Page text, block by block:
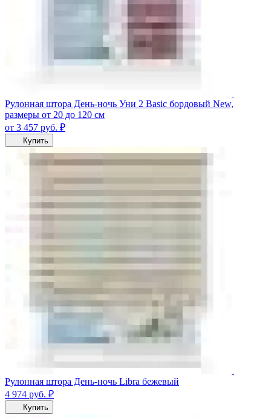
Рулонная штора День-ночь Уни 2 Basic бордовый New,
размеры от 20 до 120 см
от 3 457 руб. ₽
Купить
Рулонная штора День-ночь Libra бежевый
4 974 руб. ₽
Купить